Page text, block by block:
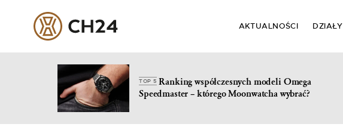
AKTUALNOŚCI DZIAŁY
TOP 5Ranking współczesnych modeli Omega
Speedmaster – którego Moonwatcha wybrać?